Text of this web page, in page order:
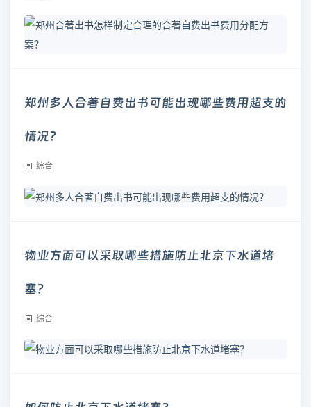
郑州多人合著自费出书可能出现哪些费用超支的
情况？
综合
物业方面可以采取哪些措施防止北京下水道堵
塞？
综合